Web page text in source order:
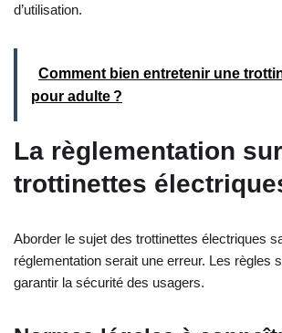
d’utilisation.
Comment bien entretenir une
pour adulte ?
La règlementation
trottinettes
Aborder le sujet des trottinettes électriques
réglementation serait une erreur. Les règles
garantir la sécurité des usagers.